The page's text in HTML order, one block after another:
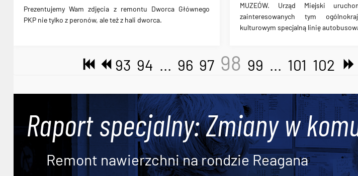
Prezentujemy Wamzdjęcia z remontu Dworca Głównego
PKP nie tylko z peronów, ale też z hali dworca.
MUZEÓW. Urząd Miejski
zainteresowanych tym
kulturowym specjalną linię
93 94 ... 96 97 98 99 ... 101 102
Raport specjalny: Zmiany w
Remont nawierzchni na rondzie Reagana